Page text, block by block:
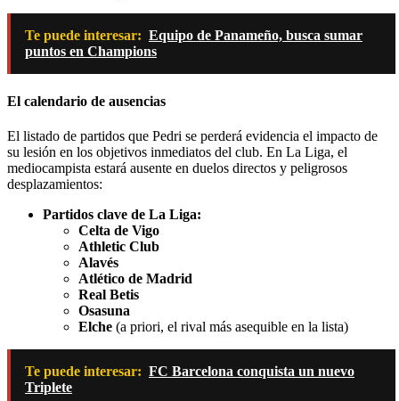
Te puede interesar: Equipo de Panameño, busca sumar
puntos en Champions
El calendario de ausencias
El listado de partidos que Pedri se perderá evidencia el impacto de
su lesión en los objetivos inmediatos del club. En La Liga, el
mediocampista estará ausente en duelos directos y peligrosos
desplazamientos:
Partidos clave de La Liga:
Celta de Vigo
Athletic Club
Alavés
Atlético de Madrid
Real Betis
Osasuna
Elche (a priori, el rival más asequible en la lista)
Te puede interesar: FC Barcelona conquista un nuevo
Triplete